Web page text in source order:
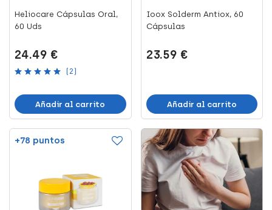
Heliocare Cápsulas Oral,
60 Uds
24.49 €
(2)
Añadir al carrito
Ioox Solderm Antiox, 60
Cápsulas
23.59 €
Añadir al carrito
+78 puntos